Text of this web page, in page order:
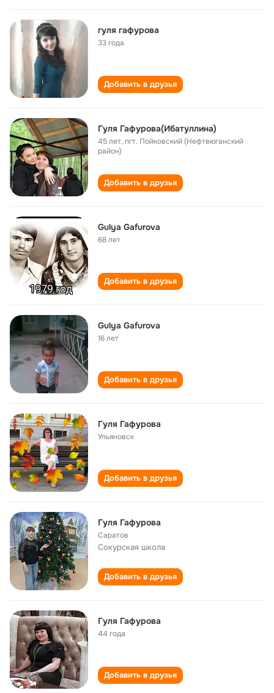
гуля гафурова
33 года
Добавить в друзья
Гуля Гафурова(Ибатуллина)
45 лет,пгт. Пойковский (Нефтеюганский
район)
Добавить в друзья
Gulya Gafurova
68 лет
Добавить в друзья
Gulya Gafurova
16 лет
Добавить в друзья
Гуля Гафурова
Ульяновск
Добавить в друзья
Гуля Гафурова
Саратов
Сокурская школа
Добавить в друзья
Гуля Гафурова
44 года
Добавить в друзья